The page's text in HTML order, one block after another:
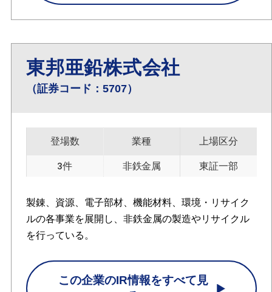
東邦亜鉛株式会社
（証券コード：5707）
登場数
3件
業種
非鉄金属
上場区分
東証一部
製錬、資源、電子部材、機能材料、環境・リサイク
ルの各事業を展開し、非鉄金属の製造やリサイクル
を行っている。
この企業のIR情報をすべて見